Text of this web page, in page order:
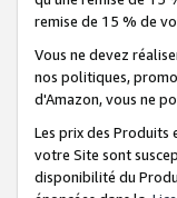
remise de 15 % de
Vous ne devez
nos politiques,
d'Amazon, vous ne
Les prix des
votre Site sont
disponibilité du